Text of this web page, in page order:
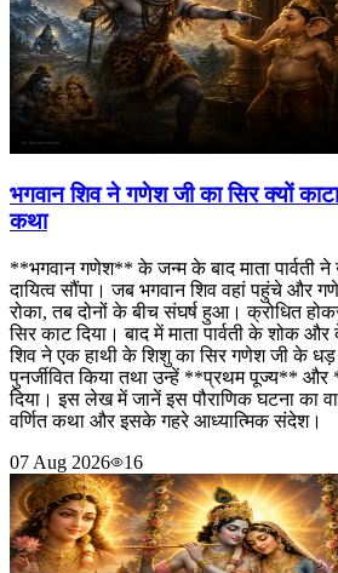
भगवान शिव ने गणेश जी का सिर क्यों
कथा
**भगवान गणेश** के जन्म के बाद माता पार्वती ने
दायित्व सौंपा। जब भगवान शिव वहां पहुंचे और
रोका, तब दोनों के बीच संघर्ष हुआ। क्रोधित
सिर काट दिया। बाद में माता पार्वती के शोक
शिव ने एक हाथी के शिशु का सिर गणेश जी के धड़
पुनर्जीवित किया तथा उन्हें **प्रथम पूज्य** और
दिया। इस लेख में जानें इस पौराणिक घटना का
वर्णित कथा और इसके गहरे आध्यात्मिक संदेश।
07 Aug 2026
16